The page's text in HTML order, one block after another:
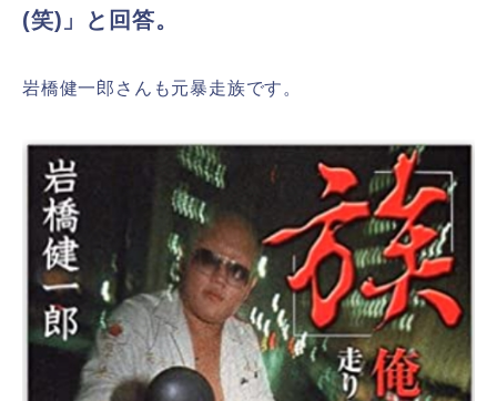
(笑)」と回答。
岩橋健一郎さんも元暴走族です。